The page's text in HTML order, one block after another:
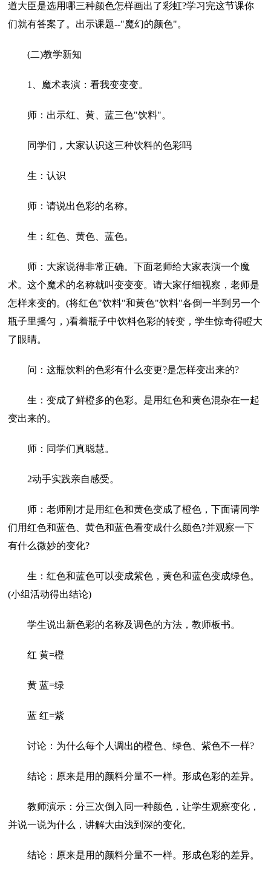
道大臣是选用哪三种颜色怎样画出了彩虹?学习完这节课你
们就有答案了。出示课题--"魔幻的颜色"。
(二)教学新知
1、魔术表演：看我变变变。
师：出示红、黄、蓝三色"饮料"。
同学们，大家认识这三种饮料的色彩吗
生：认识
师：请说出色彩的名称。
生：红色、黄色、蓝色。
师：大家说得非常正确。下面老师给大家表演一个魔
术。这个魔术的名称就叫变变变。请大家仔细视察，老师是
怎样来变的。(将红色"饮料"和黄色"饮料"各倒一半到另一个
瓶子里摇匀，)看着瓶子中饮料色彩的转变，学生惊奇得瞪大
了眼睛。
问：这瓶饮料的色彩有什么变更?是怎样变出来的?
生：变成了鲜橙多的色彩。是用红色和黄色混杂在一起
变出来的。
师：同学们真聪慧。
2动手实践亲自感受。
师：老师刚才是用红色和黄色变成了橙色，下面请同学
们用红色和蓝色、黄色和蓝色看变成什么颜色?并观察一下
有什么微妙的变化?
生：红色和蓝色可以变成紫色，黄色和蓝色变成绿色。
(小组活动得出结论)
学生说出新色彩的名称及调色的方法，教师板书。
红 黄=橙
黄 蓝=绿
蓝 红=紫
讨论：为什么每个人调出的橙色、绿色、紫色不一样?
结论：原来是用的颜料分量不一样。形成色彩的差异。
教师演示：分三次倒入同一种颜色，让学生观察变化，
并说一说为什么，讲解大由浅到深的变化。
结论：原来是用的颜料分量不一样。形成色彩的差异。